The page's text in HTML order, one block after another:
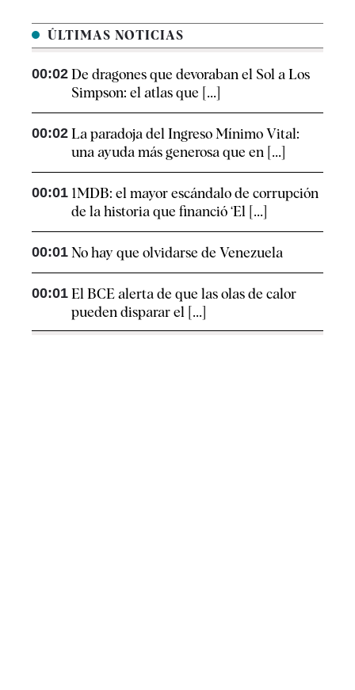
ÚLTIMAS NOTICIAS
00:02 De dragones que devoraban el Sol a Los
Simpson: el atlas que [...]
00:02 La paradoja del Ingreso Mínimo Vital:
una ayuda más generosa que en [...]
00:01 1MDB: el mayor escándalo de corrupción
de la historia que financió ‘El [...]
00:01 No hay que olvidarse de Venezuela
00:01 El BCE alerta de que las olas de calor
pueden disparar el [...]